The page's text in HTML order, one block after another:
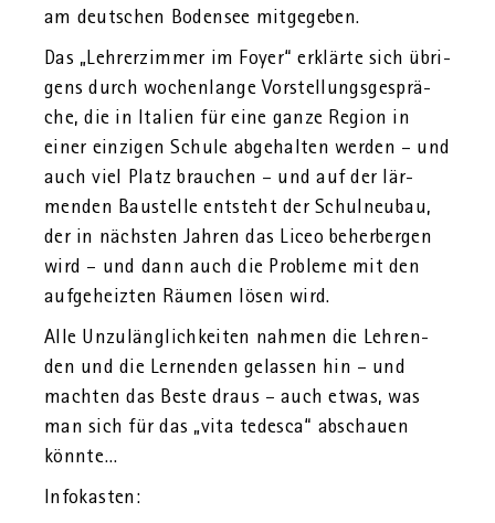
am deut­schen Bo­den­see mit­ge­ge­ben.
Das „Leh­rer­zim­mer im Foyer“ er­klär­te sich üb­ri­
gens durch wo­chen­lan­ge Vor­stel­lungs­ge­sprä­
che, die in Ita­li­en für eine ganze Re­gi­on in
einer ein­zi­gen Schu­le ab­ge­hal­ten wer­den – und
auch viel Platz brau­chen – und auf der lär­
men­den Bau­stel­le ent­steht der Schul­neu­bau,
der in nächs­ten Jah­ren das Liceo be­her­ber­gen
wird – und dann auch die Pro­ble­me mit den
auf­ge­heiz­ten Räu­men lösen wird.
Alle Un­zu­läng­lich­kei­ten nah­men die Leh­ren­
den und die Ler­nen­den ge­las­sen hin – und
mach­ten das Beste draus – auch etwas, was
man sich für das „vita te­de­s­ca“ ab­schau­en
könn­te…
In­fo­kasten: